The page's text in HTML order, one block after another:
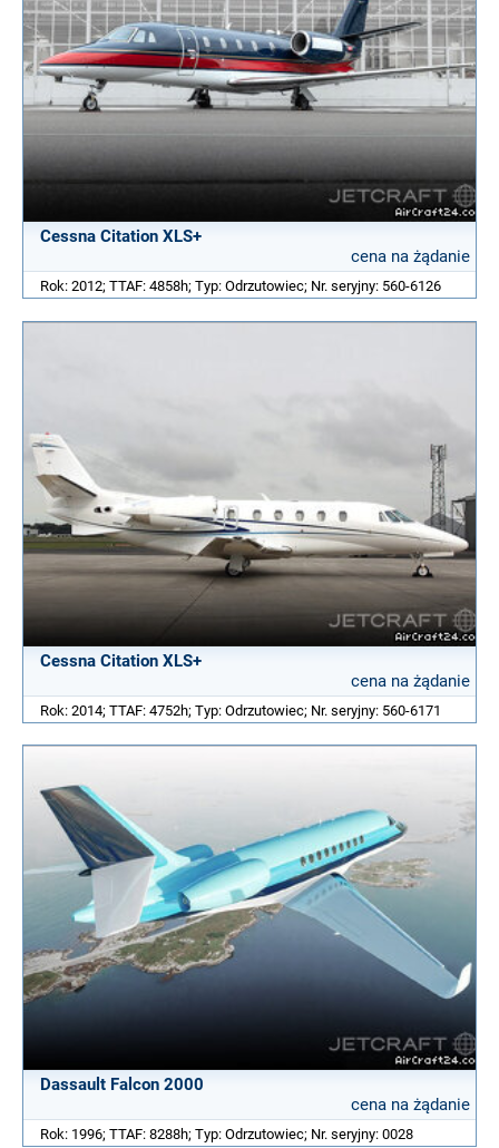
Cessna Citation XLS+
cena na żądanie
Rok: 2012; TTAF: 4858h; Typ: Odrzutowiec; Nr. seryjny: 560-6126
Cessna Citation XLS+
cena na żądanie
Rok: 2014; TTAF: 4752h; Typ: Odrzutowiec; Nr. seryjny: 560-6171
Dassault Falcon 2000
cena na żądanie
Rok: 1996; TTAF: 8288h; Typ: Odrzutowiec; Nr. seryjny: 0028